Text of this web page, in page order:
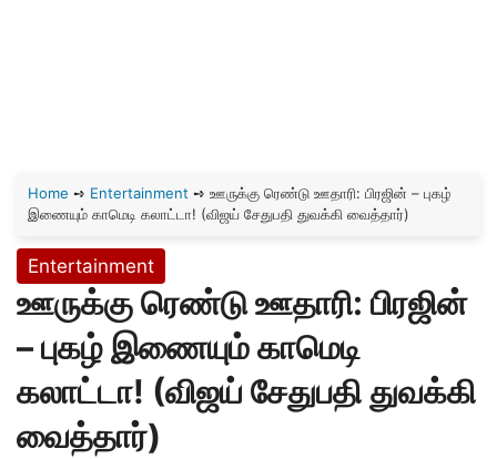
Home ➺ Entertainment ➺ ஊருக்கு ரெண்டு ஊதாரி: பிரஜின் – புகழ்
இணையும் காமெடி கலாட்டா! (விஜய் சேதுபதி துவக்கி வைத்தார்)
Entertainment
ஊருக்கு ரெண்டு ஊதாரி: பிரஜின்
– புகழ் இணையும் காமெடி
கலாட்டா! (விஜய் சேதுபதி துவக்கி
வைத்தார்)